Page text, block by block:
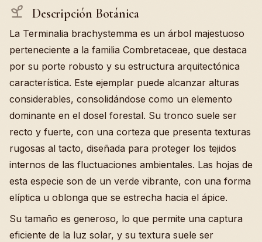
Descripción Botánica
La Terminalia brachystemma es un árbol majestuoso
perteneciente a la familia Combretaceae, que destaca
por su porte robusto y su estructura arquitectónica
característica. Este ejemplar puede alcanzar alturas
considerables, consolidándose como un elemento
dominante en el dosel forestal. Su tronco suele ser
recto y fuerte, con una corteza que presenta texturas
rugosas al tacto, diseñada para proteger los tejidos
internos de las fluctuaciones ambientales. Las hojas de
esta especie son de un verde vibrante, con una forma
elíptica u oblonga que se estrecha hacia el ápice.
Su tamaño es generoso, lo que permite una captura
eficiente de la luz solar, y su textura suele ser